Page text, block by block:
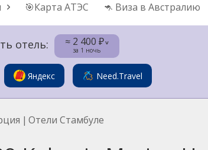
🎯Карта АТЭС 🦘 Виза в Австралию
отель: ≈ 2 400 ₽˅
за 1 ночь
Яндекс Need.Travel
| Отели Стамбуле